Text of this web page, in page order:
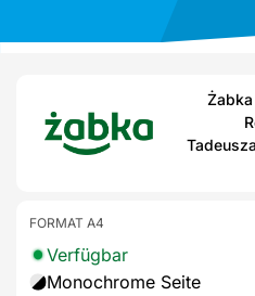
FORMAT A4
Verfügbar
Monochrome Seite